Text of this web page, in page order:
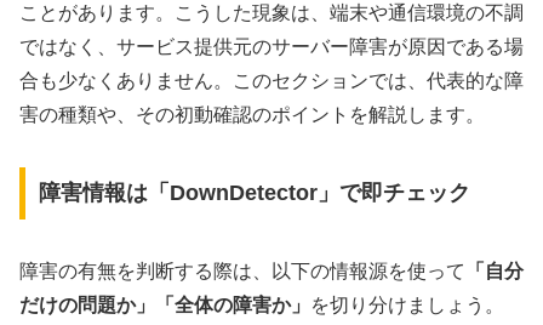
ことがあります。こうした現象は、端末や通信環境の不調
ではなく、サービス提供元のサーバー障害が原因である場
合も少なくありません。このセクションでは、代表的な障
害の種類や、その初動確認のポイントを解説します。
障害情報は「DownDetector」で即チェック
障害の有無を判断する際は、以下の情報源を使って
「自分
だけの問題か」「全体の障害か」
を切り分けましょう。